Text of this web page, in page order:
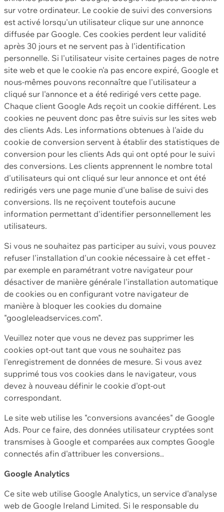
sur votre ordinateur. Le cookie de suivi des conversions
est activé lorsqu'un utilisateur clique sur une annonce
diffusée par Google. Ces cookies perdent leur validité
après 30 jours et ne servent pas à l'identification
personnelle. Si l'utilisateur visite certaines pages de notre
site web et que le cookie n'a pas encore expiré, Google et
nous-mêmes pouvons reconnaître que l'utilisateur a
cliqué sur l'annonce et a été redirigé vers cette page.
Chaque client Google Ads reçoit un cookie différent. Les
cookies ne peuvent donc pas être suivis sur les sites web
des clients Ads. Les informations obtenues à l'aide du
cookie de conversion servent à établir des statistiques de
conversion pour les clients Ads qui ont opté pour le suivi
des conversions. Les clients apprennent le nombre total
d'utilisateurs qui ont cliqué sur leur annonce et ont été
redirigés vers une page munie d'une balise de suivi des
conversions. Ils ne reçoivent toutefois aucune
information permettant d'identifier personnellement les
utilisateurs.
Si vous ne souhaitez pas participer au suivi, vous pouvez
refuser l'installation d'un cookie nécessaire à cet effet -
par exemple en paramétrant votre navigateur pour
désactiver de manière générale l'installation automatique
de cookies ou en configurant votre navigateur de
manière à bloquer les cookies du domaine
"googleleadservices.com".
Veuillez noter que vous ne devez pas supprimer les
cookies opt-out tant que vous ne souhaitez pas
l'enregistrement de données de mesure. Si vous avez
supprimé tous vos cookies dans le navigateur, vous
devez à nouveau définir le cookie d'opt-out
correspondant.
Le site web utilise les "conversions avancées" de Google
Ads. Pour ce faire, des données utilisateur cryptées sont
transmises à Google et comparées aux comptes Google
connectés afin d'attribuer les conversions..
Google Analytics
Ce site web utilise Google Analytics, un service d'analyse
web de Google Ireland Limited. Si le responsable du